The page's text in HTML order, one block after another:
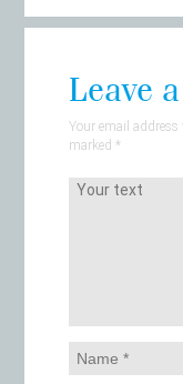
Leave
Your email
marked *